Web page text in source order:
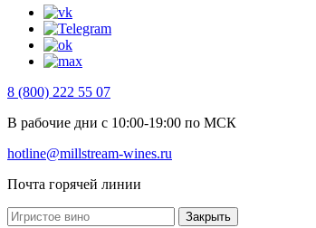
8 (800) 222 55 07
В рабочие дни с 10:00-19:00 по МСК
hotline@millstream-wines.ru
Почта горячей линии
Закрыть